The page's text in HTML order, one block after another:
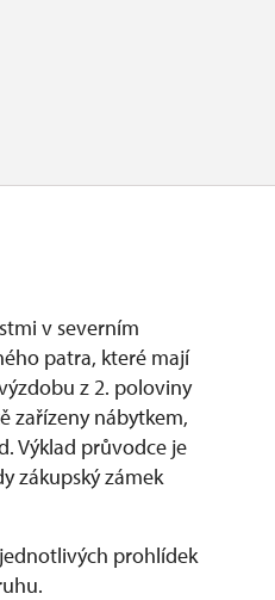
v severním
patra, které mají
z 2. poloviny
zařízeny nábytkem,
Výklad průvodce je
zákupský zámek
prohlídek